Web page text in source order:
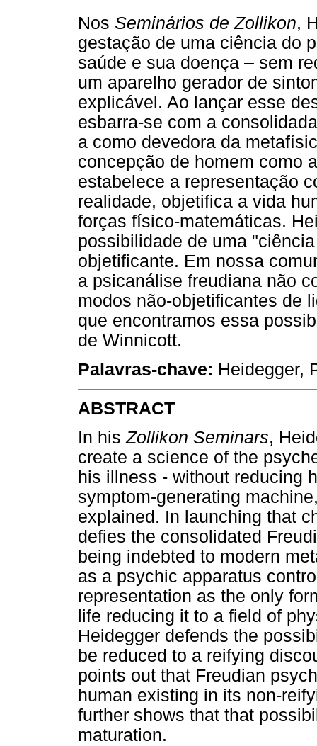
Nos Seminários de Zollikon,
gestação de uma ciência do
saúde e sua doença – sem
um aparelho gerador de
explicável. Ao lançar esse
esbarra-se com a
a como devedora da
concepção de homem como
estabelece a representação
realidade, objetifica a vida
forças físico-matemáticas.
possibilidade de uma
objetificante. Em nossa
a psicanálise freudiana não
modos não-objetificantes de
que encontramos essa
de Winnicott.
Palavras-chave: Heidegger,
ABSTRACT
In hisZollikon Seminars,
create a science of the
his illness - without reducing
symptom-generating
explained. In launching that
defies the consolidated
being indebted to modern
as a psychic apparatus
representation as the only
life reducing it to a field of
Heidegger defends the
be reduced to a reifying
points out that Freudian
human existing in its non-
further shows that that
maturation.